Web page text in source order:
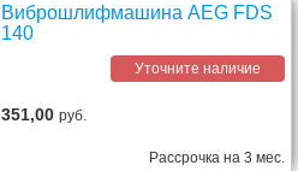
Виброшлифмашина AEG FDS
140
Уточните наличие
351,00руб.
Рассрочка на 3 мес.